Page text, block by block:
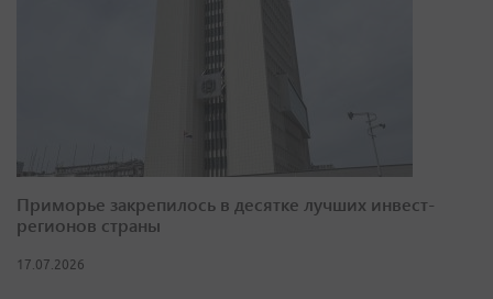
Приморье закрепилось в десятке лучших инвест-
регионов страны
17.07.2026